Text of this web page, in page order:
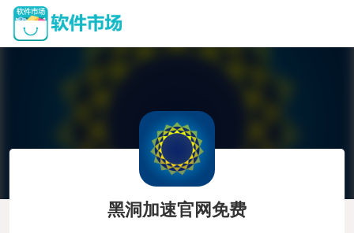
黑洞加速官网免费